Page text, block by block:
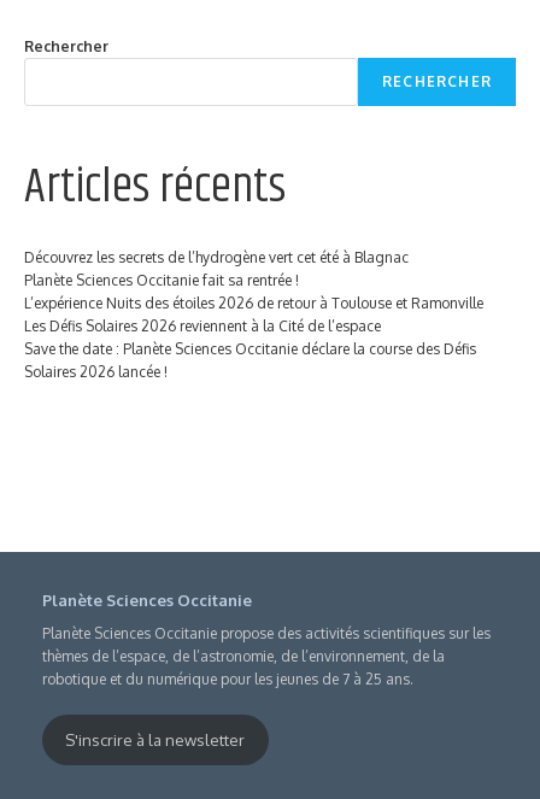
Rechercher
RECHERCHER
Articles récents
Découvrez les secrets de l’hydrogène vert cet été à Blagnac
Planète Sciences Occitanie fait sa rentrée !
L’expérience Nuits des étoiles 2026 de retour à Toulouse et Ramonville
Les Défis Solaires 2026 reviennent à la Cité de l’espace
Save the date : Planète Sciences Occitanie déclare la course des Défis
Solaires 2026 lancée !
Planète Sciences Occitanie
Planète Sciences Occitanie propose des activités scientifiques sur les
thèmes de l’espace, de l’astronomie, de l’environnement, de la
robotique et du numérique pour les jeunes de 7 à 25 ans.
S'inscrire à la newsletter